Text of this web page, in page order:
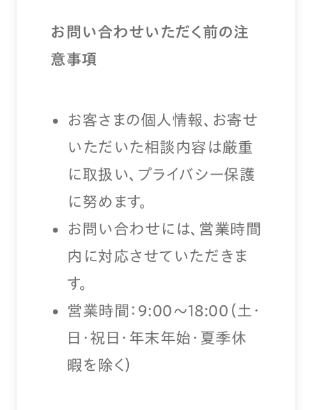
お問い合わせいただく前の注
意事項
お客さまの個人情報、お寄せ
いただいた相談内容は厳重
に取扱い、プライバシー保護
に努めます。
お問い合わせには、営業時間
内に対応させていただきま
す。
営業時間：9:00〜18:00（土・
日・祝日・年末年始・夏季休
暇を除く）